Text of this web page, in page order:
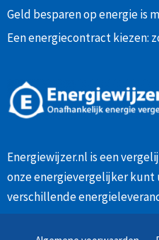
Geld besparen op energie is
Een energiecontract kiezen:
Energiewijzer.nl is een
onzeenergievergelijkerkunt
verschillende